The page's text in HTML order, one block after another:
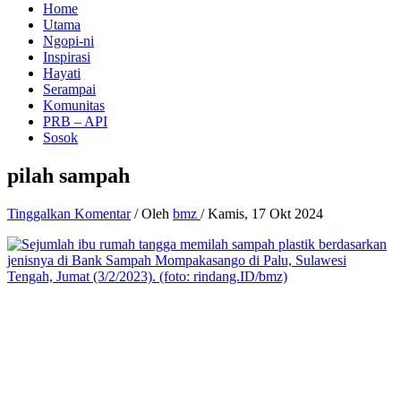
Home
Utama
Ngopi-ni
Inspirasi
Hayati
Serampai
Komunitas
PRB – API
Sosok
pilah sampah
Tinggalkan Komentar / Oleh bmz /Kamis, 17 Okt 2024